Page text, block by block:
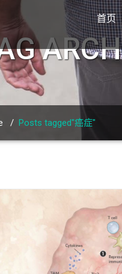
首页
/ Posts tagged"癌症"